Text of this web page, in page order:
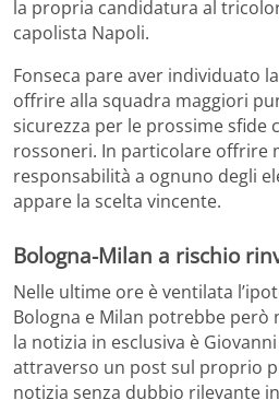
la propria candidatura al
capolista Napoli.
Fonseca pare aver individuato
offrire alla squadra maggiori
sicurezza per le prossime sfide
rossoneri. In particolare offrire
responsabilità a ognuno degli
appare la scelta vincente.
Bologna-Milan a rischio
Nelle ultime ore è ventilata
Bologna e Milan potrebbe però
la notizia in esclusiva è
attraverso un post sul proprio
notizia senza dubbio rilevante